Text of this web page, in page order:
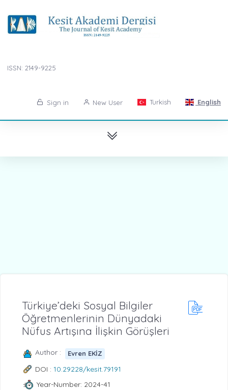
ISSN: 2149-9225
Sign in New User Turkish English
Türkiye’deki Sosyal Bilgiler
Öğretmenlerinin Dünyadaki
Nüfus Artışına İlişkin Görüşleri
Author : Evren EKİZ
DOI : 10.29228/kesit.79191
Year-Number: 2024-41